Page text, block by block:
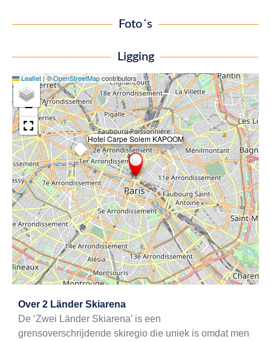
Foto´s
Ligging
Hotel Carpe Solem KAPOOM
×
+
−
Leaflet |©OpenStreetMapcontributors
Over 2 Länder Skiarena
De ‘Zwei Länder Skiarena’ is een
grensoverschrijdende skiregio die uniek is omdat men